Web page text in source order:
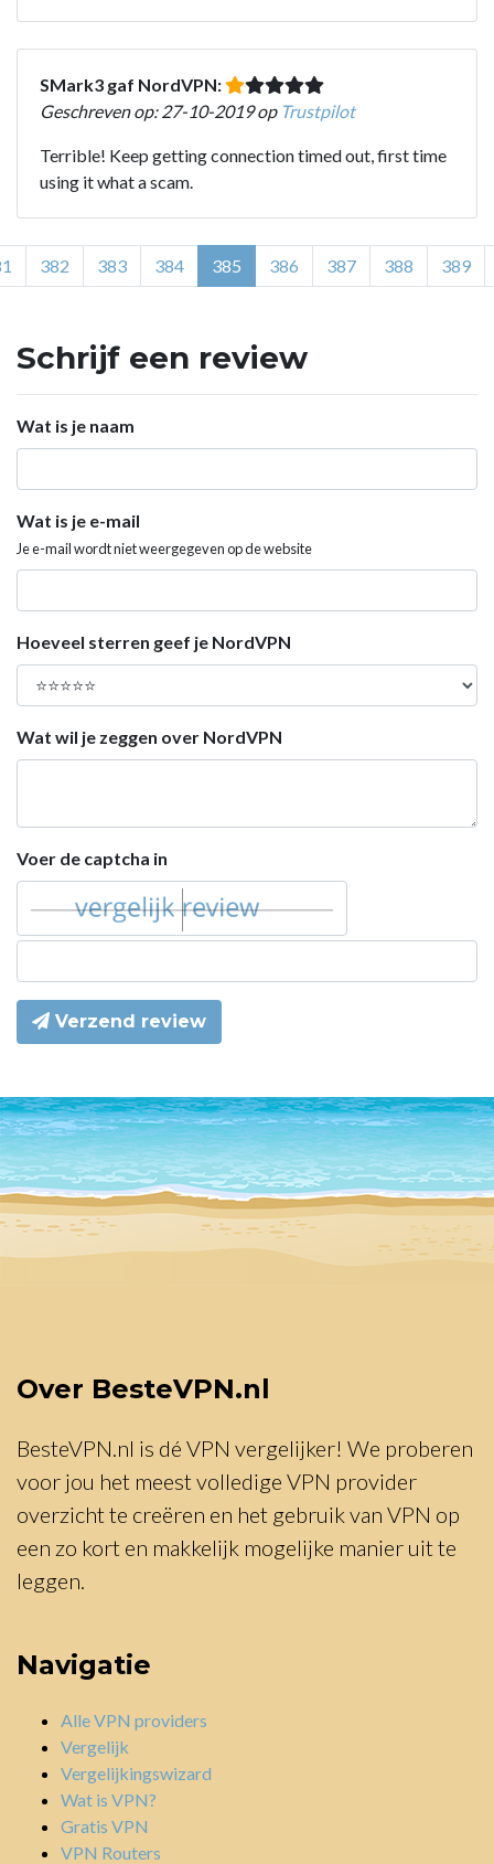
SMark3 gaf NordVPN:
Geschreven op: 27-10-2019 op Trustpilot
Terrible! Keep getting connection timed out, first time
using it what a scam.
382 383 384 385 386 387 388 389
Schrijf een review
Wat is je naam
Wat is je e-mail
Je e-mail wordt niet weergegeven op de website
Hoeveel sterren geef je NordVPN
Wat wil je zeggen over NordVPN
Voer de captcha in
Verzend review
Over BesteVPN.nl
BesteVPN.nl is dé VPN vergelijker! We proberen
voor jou het meest volledige VPN provider
overzicht te creëren en het gebruik van VPN op
een zo kort en makkelijk mogelijke manier uit te
leggen.
Navigatie
Alle VPN providers
Vergelijk
Vergelijkingswizard
Wat is VPN?
Gratis VPN
VPN Routers